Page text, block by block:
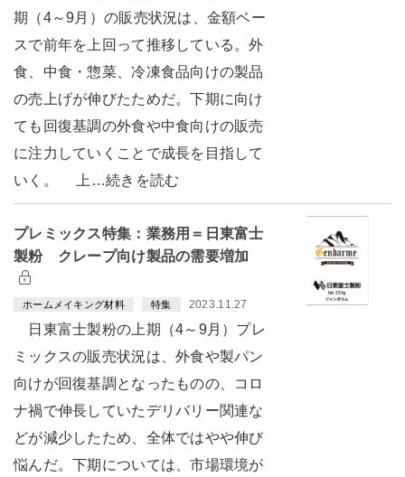
期（4～9月）の販売状況は、金額ベー
スで前年を上回って推移している。外
食、中食・惣菜、冷凍食品向けの製品
の売上げが伸びたためだ。下期に向け
ても回復基調の外食や中食向けの販売
に注力していくことで成長を目指して
いく。 上…続きを読む
プレミックス特集：業務用＝日東富士
製粉 クレープ向け製品の需要増加
ホームメイキング材料 特集 2023.11.27
日東富士製粉の上期（4～9月）プレ
ミックスの販売状況は、外食や製パン
向けが回復基調となったものの、コロ
ナ禍で伸長していたデリバリー関連な
どが減少したため、全体ではやや伸び
悩んだ。下期については、市場環境が